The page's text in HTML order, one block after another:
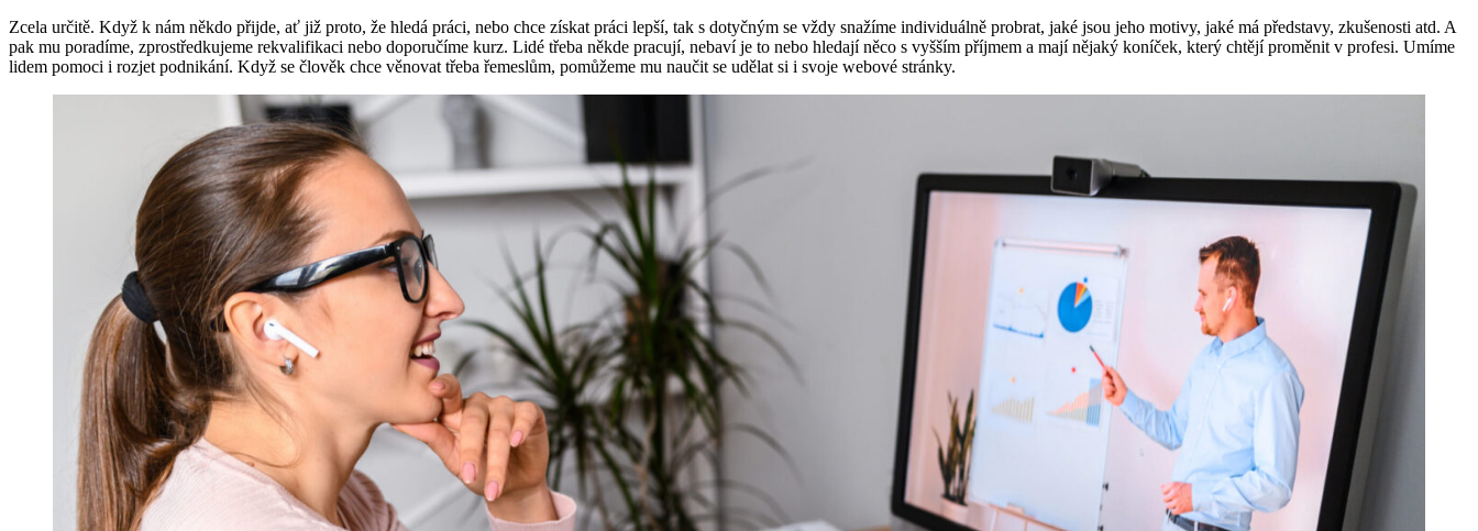
Zcela určitě. Když k nám někdo přijde, ať již proto, že hledá práci, nebo chce získat práci lepší, tak s dotyčným se vždy snažíme individuálně probrat, jaké jsou jeho motivy, jaké má představy, zkušenosti atd. A
pak mu poradíme, zprostředkujeme rekvalifikaci nebo doporučíme kurz. Lidé třeba někde pracují, nebaví je to nebo hledají něco s vyšším příjmem a mají nějaký koníček, který chtějí proměnit v profesi. Umíme
lidem pomoci i rozjet podnikání. Když se člověk chce věnovat třeba řemeslům, pomůžeme mu naučit se udělat si i svoje webové stránky.